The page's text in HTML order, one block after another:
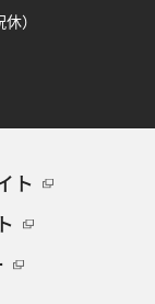
）
ト